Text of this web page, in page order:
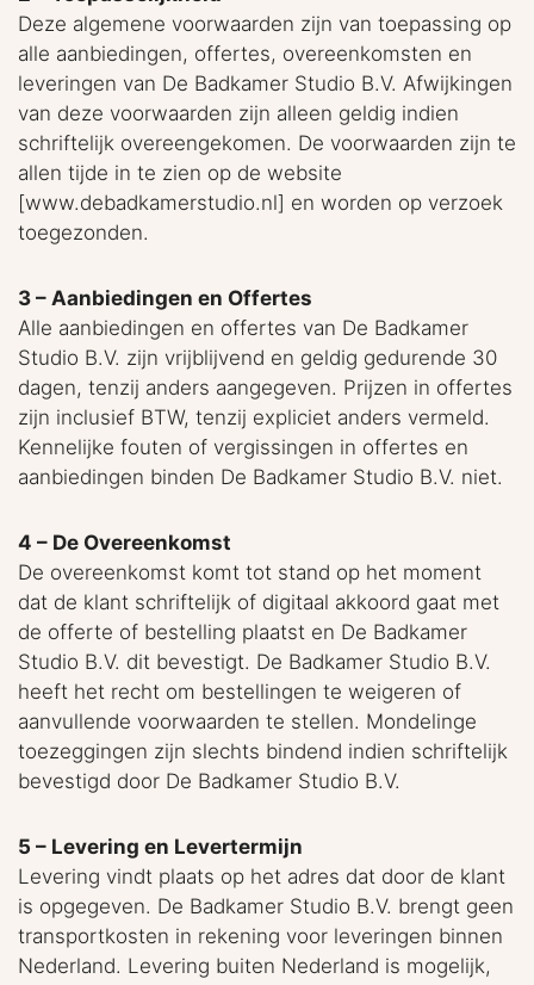
Deze algemene voorwaarden zijn van toepassing op
alle aanbiedingen, offertes, overeenkomsten en
leveringen van De Badkamer Studio B.V. Afwijkingen
van deze voorwaarden zijn alleen geldig indien
schriftelijk overeengekomen. De voorwaarden zijn te
allen tijde in te zien op de website
[www.debadkamerstudio.nl] en worden op verzoek
toegezonden.
3 – Aanbiedingen en Offertes
Alle aanbiedingen en offertes van De Badkamer
Studio B.V. zijn vrijblijvend en geldig gedurende 30
dagen, tenzij anders aangegeven. Prijzen in offertes
zijn inclusief BTW, tenzij expliciet anders vermeld.
Kennelijke fouten of vergissingen in offertes en
aanbiedingen binden De Badkamer Studio B.V. niet.
4 – De Overeenkomst
De overeenkomst komt tot stand op het moment
dat de klant schriftelijk of digitaal akkoord gaat met
de offerte of bestelling plaatst en De Badkamer
Studio B.V. dit bevestigt. De Badkamer Studio B.V.
heeft het recht om bestellingen te weigeren of
aanvullende voorwaarden te stellen. Mondelinge
toezeggingen zijn slechts bindend indien schriftelijk
bevestigd door De Badkamer Studio B.V.
5 – Levering en Levertermijn
Levering vindt plaats op het adres dat door de klant
is opgegeven. De Badkamer Studio B.V. brengt geen
transportkosten in rekening voor leveringen binnen
Nederland. Levering buiten Nederland is mogelijk,